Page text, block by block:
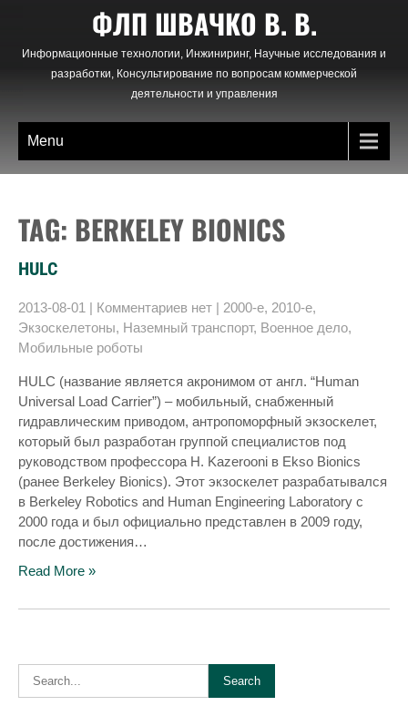
content
ФЛП ШВАЧКО В. В.
Информационные технологии, Инжиниринг, Научные исследования и
разработки, Консультирование по вопросам коммерческой
деятельности и управления
Menu
TAG: BERKELEY BIONICS
HULC
2013-08-01 | Комментариев нет | 2000-е, 2010-е,
Экзоскелетоны, Наземный транспорт, Военное дело,
Мобильные роботы
HULC (название является акронимом от англ. “Human
Universal Load Carrier”) – мобильный, снабженный
гидравлическим приводом, антропоморфный экзоскелет,
который был разработан группой специалистов под
руководством профессора H. Kazerooni в Ekso Bionics
(ранее Berkeley Bionics). Этот экзоскелет разрабатывался
в Berkeley Robotics and Human Engineering Laboratory с
2000 года и был официально представлен в 2009 году,
после достижения…
Read More »